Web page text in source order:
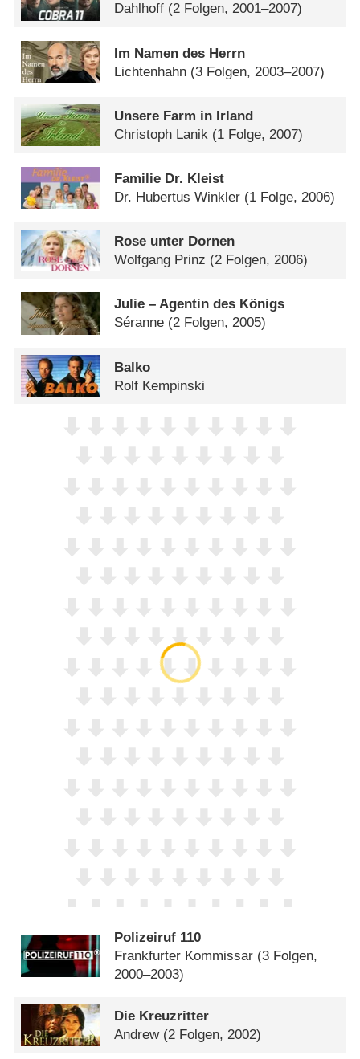
Dahlhoff (2 Folgen, 2001–2007)
Im Namen des Herrn
Lichtenhahn (3 Folgen, 2003–2007)
Unsere Farm in Irland
Christoph Lanik (1 Folge, 2007)
Familie Dr. Kleist
Dr. Hubertus Winkler (1 Folge, 2006)
Rose unter Dornen
Wolfgang Prinz (2 Folgen, 2006)
Julie – Agentin des Königs
Séranne (2 Folgen, 2005)
Balko
Rolf Kempinski
Polizeiruf 110
Frankfurter Kommissar (3 Folgen,
2000–2003)
Die Kreuzritter
Andrew (2 Folgen, 2002)